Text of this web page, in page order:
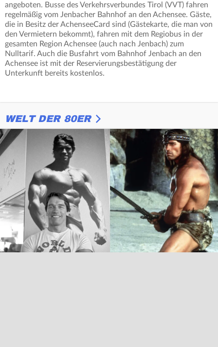
angeboten. Busse des Verkehrsverbundes Tirol (VVT) fahren
regelmäßig vom Jenbacher Bahnhof an den Achensee. Gäste,
die in Besitz der AchenseeCard sind (Gästekarte, die man von
den Vermietern bekommt), fahren mit dem Regiobus in der
gesamten Region Achensee (auch nach Jenbach) zum
Nulltarif. Auch die Busfahrt vom Bahnhof Jenbach an den
Achensee ist mit der Reservierungsbestätigung der
Unterkunft bereits kostenlos.
WELT DER 80ER